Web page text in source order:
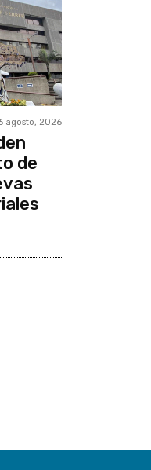
agosto, 2026
de